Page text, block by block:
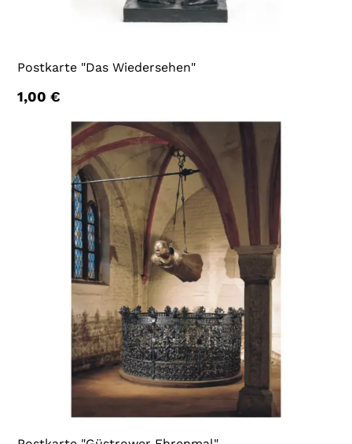
Postkarte "Das Wiedersehen"
1,00€